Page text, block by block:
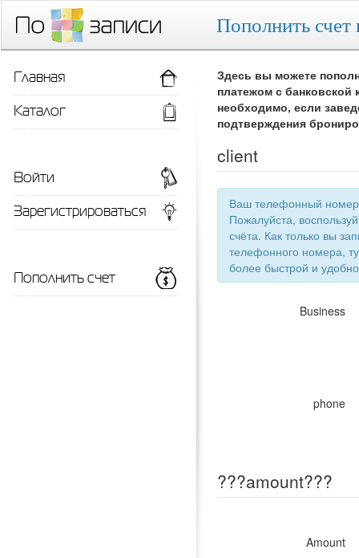
Пополнить счет
Здесь вы можете
платежом с
необходимо, если
подтверждения
client
Ваш телефонный номер
Пожалуйста,
счёта. Как только вы
телефонного номера,
более
Business
phone
???amount???
Amount
Главная
Каталог
Войти
Зарегистрироваться
Пополнить счет